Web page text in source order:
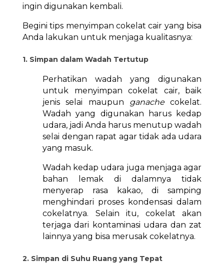
ingin digunakan kembali.
Begini tips menyimpan cokelat cair yang bisa
Anda lakukan untuk menjaga kualitasnya:
1. Simpan dalam Wadah Tertutup
Perhatikan wadah yang digunakan
untuk menyimpan cokelat cair, baik
jenis selai maupun ganachecokelat.
Wadah yang digunakan harus kedap
udara, jadi Anda harus menutup wadah
selai dengan rapat agar tidak ada udara
yang masuk.
Wadah kedap udara juga menjaga agar
bahan lemak di dalamnya tidak
menyerap rasa kakao, di samping
menghindari proses kondensasi dalam
cokelatnya. Selain itu, cokelat akan
terjaga dari kontaminasi udara dan zat
lainnya yang bisa merusak cokelatnya.
2. Simpan di Suhu Ruang yang Tepat